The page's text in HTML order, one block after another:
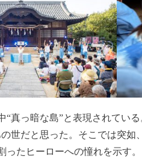
“真っ暗な島”と表現されてい
世だと思った。そこでは突
ったヒーローへの憧れを示す